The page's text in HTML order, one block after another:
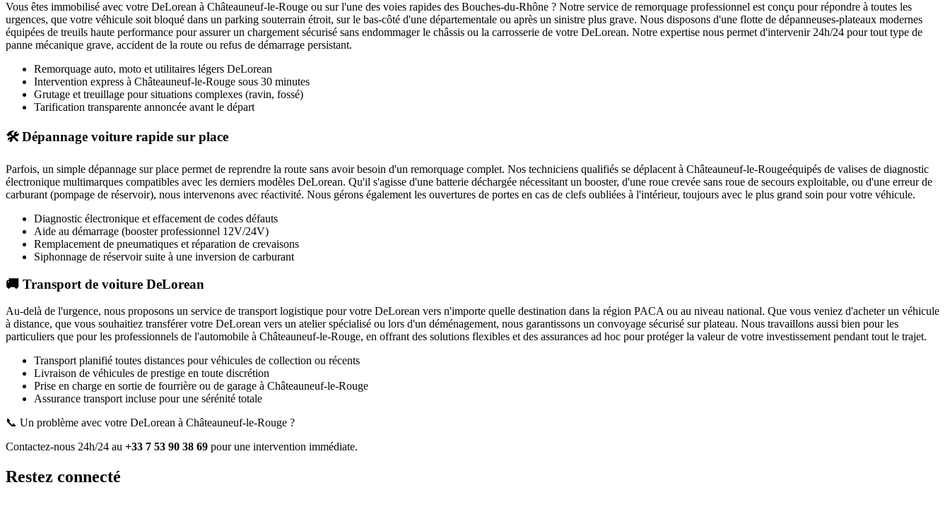
Vous êtes immobilisé avec votre DeLorean à Châteauneuf-le-Rouge ou sur l'une des voies rapides des Bouches-du-Rhône ? Notre service de remorquage professionnel est conçu pour répondre à toutes les
urgences, que votre véhicule soit bloqué dans un parking souterrain étroit, sur le bas-côté d'une départementale ou après un sinistre plus grave. Nous disposons d'une flotte de dépanneuses-plateaux modernes
équipées de treuils haute performance pour assurer un chargement sécurisé sans endommager le châssis ou la carrosserie de votre DeLorean. Notre expertise nous permet d'intervenir 24h/24 pour tout type de
panne mécanique grave, accident de la route ou refus de démarrage persistant.
Remorquage auto, moto et utilitaires légers DeLorean
Intervention express à Châteauneuf-le-Rouge sous 30 minutes
Grutage et treuillage pour situations complexes (ravin, fossé)
Tarification transparente annoncée avant le départ
🛠️ Dépannage voiture rapide sur place
Parfois, un simple dépannage sur place permet de reprendre la route sans avoir besoin d'un remorquage complet. Nos techniciens qualifiés se déplacent à Châteauneuf-le-Rougeéquipés de valises de diagnostic
électronique multimarques compatibles avec les derniers modèles DeLorean. Qu'il s'agisse d'une batterie déchargée nécessitant un booster, d'une roue crevée sans roue de secours exploitable, ou d'une erreur de
carburant (pompage de réservoir), nous intervenons avec réactivité. Nous gérons également les ouvertures de portes en cas de clefs oubliées à l'intérieur, toujours avec le plus grand soin pour votre véhicule.
Diagnostic électronique et effacement de codes défauts
Aide au démarrage (booster professionnel 12V/24V)
Remplacement de pneumatiques et réparation de crevaisons
Siphonnage de réservoir suite à une inversion de carburant
🚚 Transport de voiture DeLorean
Au-delà de l'urgence, nous proposons un service de transport logistique pour votre DeLorean vers n'importe quelle destination dans la région PACA ou au niveau national. Que vous veniez d'acheter un véhicule
à distance, que vous souhaitiez transférer votre DeLorean vers un atelier spécialisé ou lors d'un déménagement, nous garantissons un convoyage sécurisé sur plateau. Nous travaillons aussi bien pour les
particuliers que pour les professionnels de l'automobile à Châteauneuf-le-Rouge, en offrant des solutions flexibles et des assurances ad hoc pour protéger la valeur de votre investissement pendant tout le trajet.
Transport planifié toutes distances pour véhicules de collection ou récents
Livraison de véhicules de prestige en toute discrétion
Prise en charge en sortie de fourrière ou de garage à Châteauneuf-le-Rouge
Assurance transport incluse pour une sérénité totale
📞 Un problème avec votre DeLorean à Châteauneuf-le-Rouge ?
Contactez-nous 24h/24 au +33 7 53 90 38 69 pour une intervention immédiate.
Restez connecté